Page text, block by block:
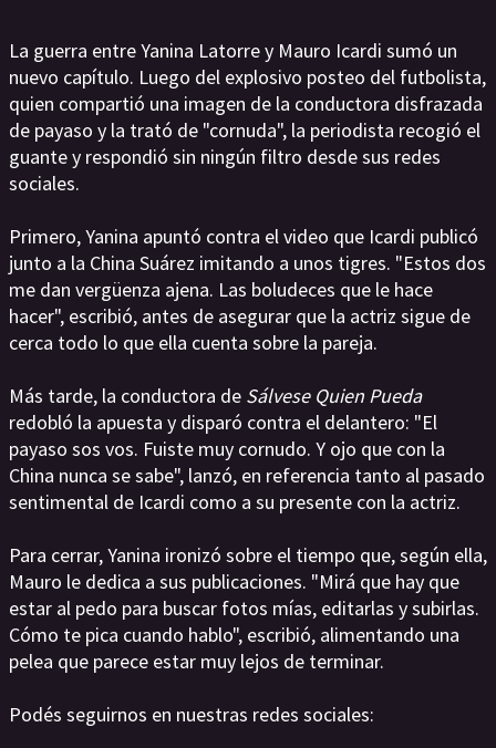
La guerra entre Yanina Latorre y Mauro Icardi sumó un
nuevo capítulo. Luego del explosivo posteo del futbolista,
quien compartió una imagen de la conductora disfrazada
de payaso y la trató de "cornuda", la periodista recogió el
guante y respondió sin ningún filtro desde sus redes
sociales.
Primero, Yanina apuntó contra el video que Icardi publicó
junto a la China Suárez imitando a unos tigres. "Estos dos
me dan vergüenza ajena. Las boludeces que le hace
hacer", escribió, antes de asegurar que la actriz sigue de
cerca todo lo que ella cuenta sobre la pareja.
Más tarde, la conductora de Sálvese Quien Pueda
redobló la apuesta y disparó contra el delantero: "El
payaso sos vos. Fuiste muy cornudo. Y ojo que con la
China nunca se sabe", lanzó, en referencia tanto al pasado
sentimental de Icardi como a su presente con la actriz.
Para cerrar, Yanina ironizó sobre el tiempo que, según ella,
Mauro le dedica a sus publicaciones. "Mirá que hay que
estar al pedo para buscar fotos mías, editarlas y subirlas.
Cómo te pica cuando hablo", escribió, alimentando una
pelea que parece estar muy lejos de terminar.
Podés seguirnos en nuestras redes sociales: